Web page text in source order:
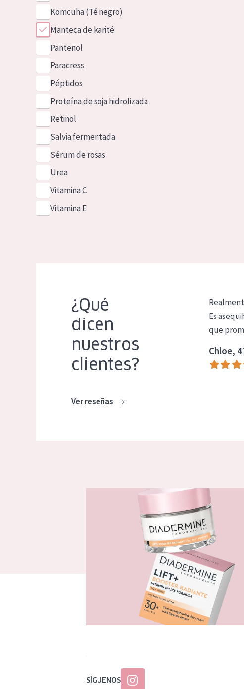
Komcuha (Té negro)
Manteca de karité
Pantenol
Paracress
Péptidos
Proteína de soja hidrolizada
Retinol
Salvia fermentada
Sérum de rosas
Urea
Vitamina C
Vitamina E
¿Qué
dicen
nuestros
clientes?
Ver reseñas
Es
que
Chloe,
SÍGUENOS